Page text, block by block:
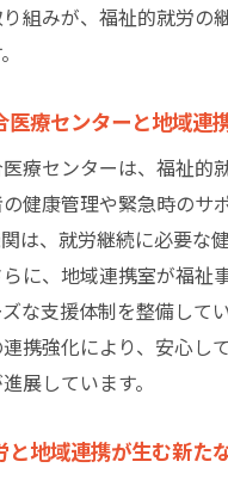
祉的就労を促進する地域
域連携室と福祉的就労が
を目指すなら堺市の福祉的
市で自立支援を叶える
祉的就労と地域連携が
立を後押しする福祉的
域連携室と連携した自
市での福祉的就労が未
暮らす人へ地域連携の魅
さ
組みが、福祉的就労の
医療センターと地域連
療センターは、福祉的
健康管理や緊急時のサ
は、就労継続に必要な
に、地域連携室が福祉
な支援体制を整備して
携強化により、安心し
展しています。
と地域連携が生む新た